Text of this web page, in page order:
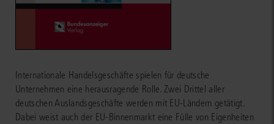
Internationale Handelsgeschäfte spielen für deutsche
Unternehmen eine herausragende Rolle. Zwei Drittel aller
deutschen Auslandsgeschäfte werden mit EU-Ländern getätigt.
Dabei weist auch der EU-Binnenmarkt eine Fülle von Eigenheiten